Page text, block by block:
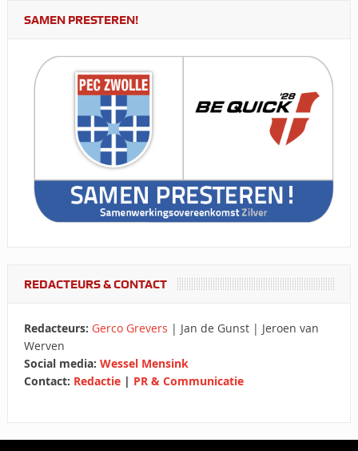
SAMEN PRESTEREN!
REDACTEURS & CONTACT
Redacteurs: Gerco Grevers | Jan de Gunst | Jeroen van
Werven
Social media: Wessel Mensink
Contact: Redactie| PR & Communicatie